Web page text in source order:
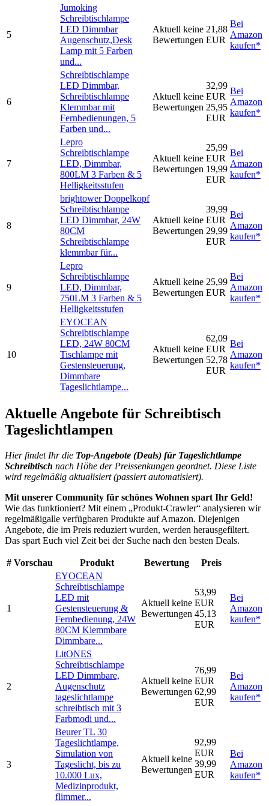
5
Jumoking
Schreibtischlampe
LED Dimmbar
Augenschutz,Desk
Lamp mit 5 Farben
und...
Aktuell keine
Bewertungen
21,88
EUR
Bei
Amazon
kaufen*
6
Schreibtischlampe
LED Dimmbar,
Schreibtischlampe
Klemmbar mit
Fernbedienungen, 5
Farben und...
Aktuell keine
Bewertungen
32,99
EUR
25,95
EUR
Bei
Amazon
kaufen*
7
Lepro
Schreibtischlampe
LED, Dimmbar,
800LM 3 Farben & 5
Helligkeitsstufen
Aktuell keine
Bewertungen
25,99
EUR
19,99
EUR
Bei
Amazon
kaufen*
8
brightower Doppelkopf
Schreibtischlampe
LED Dimmbar, 24W
80CM
Schreibtischlampe
klemmbar für...
Aktuell keine
Bewertungen
39,99
EUR
29,99
EUR
Bei
Amazon
kaufen*
9
Lepro
Schreibtischlampe
LED, Dimmbar,
750LM 3 Farben & 5
Helligkeitsstufen
Aktuell keine
Bewertungen
25,99
EUR
Bei
Amazon
kaufen*
10
EYOCEAN
Schreibtischlampe
LED, 24W 80CM
Tischlampe mit
Gestensteuerung,
Dimmbare
Tageslichtlampe...
Aktuell keine
Bewertungen
62,09
EUR
52,78
EUR
Bei
Amazon
kaufen*
Aktuelle Angebote für Schreibtisch
Tageslichtlampen
Hier findet Ihr die Top-Angebote (Deals) für Tageslichtlampe
Schreibtisch nach Höhe der Preissenkungen geordnet. Diese Liste
wird regelmäßig aktualisiert (passiert automatisiert).
Mit unserer Community für schönes Wohnen spart Ihr Geld!
Wie das funktioniert? Mit einem „Produkt-Crawler“ analysieren wir
regelmäßigalle verfügbaren Produkte auf Amazon. Diejenigen
Angebote, die im Preis reduziert wurden, werden herausgefiltert.
Das spart Euch viel Zeit bei der Suche nach den besten Deals.
# Vorschau Produkt Bewertung Preis
1
EYOCEAN
Schreibtischlampe
LED mit
Gestensteuerung &
Fernbedienung, 24W
80CM Klemmbare
Dimmbare...
Aktuell keine
Bewertungen
53,99
EUR
45,13
EUR
Bei
Amazon
kaufen*
2
LitONES
Schreibtischlampe
LED Dimmbare,
Augenschutz
tageslichtlampe
schreibtisch mit 3
Farbmodi und...
Aktuell keine
Bewertungen
76,99
EUR
62,99
EUR
Bei
Amazon
kaufen*
3
Beurer TL 30
Tageslichtlampe,
Simulation von
Tageslicht, bis zu
10.000 Lux,
Medizinprodukt,
flimmer...
Aktuell keine
Bewertungen
92,99
EUR
39,99
EUR
Bei
Amazon
kaufen*